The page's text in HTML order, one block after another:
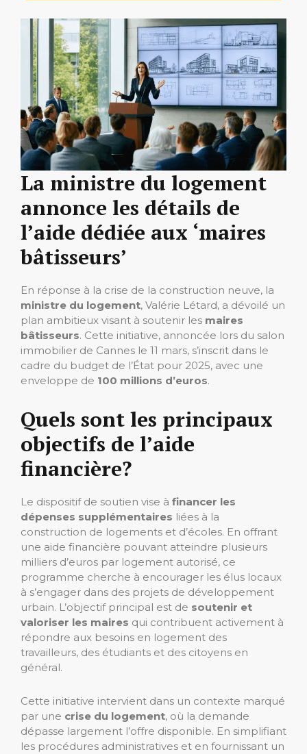
La ministre du logement
annonce les détails de
l’aide dédiée aux ‘maires
bâtisseurs’
En réponse à la crise de la construction neuve, la
ministre du logement, Valérie Létard, a dévoilé un
plan ambitieux visant à soutenir les maires
bâtisseurs. Cette initiative, annoncée lors du salon
immobilier de Cannes le 11 mars, s’inscrit dans le
cadre du budget de l’État pour 2025, avec une
enveloppe de 100 millions d’euros.
Quels sont les principaux
objectifs de l’aide
financière?
Le dispositif de soutien vise à financer les
dépenses supplémentaires liées à la
construction de logements et d’écoles. En offrant
une aide financière pouvant atteindre plusieurs
milliers d’euros par logement autorisé, ce
programme cherche à encourager les élus locaux
à s’engager dans des projets de développement
urbain. L’objectif principal est de soutenir et
valoriser les maires qui contribuent activement à
répondre aux besoins en logement des
travailleurs, des étudiants et des citoyens en
général.
Cette initiative intervient dans un contexte marqué
par une crise du logement, où la demande
dépasse largement l’offre disponible. En simplifiant
les procédures administratives et en fournissant un